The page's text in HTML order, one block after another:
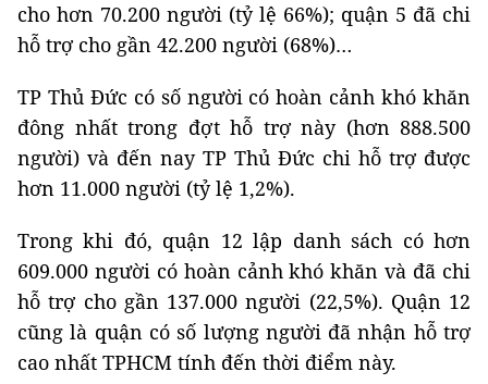
cho hơn 70.200 người (tỷ lệ 66%); quận 5 đã chi
hỗ trợ cho gần 42.200 người (68%)…
TP Thủ Đức có số người có hoàn cảnh khó khăn
đông nhất trong đợt hỗ trợ này (hơn 888.500
người) và đến nay TP Thủ Đức chi hỗ trợ được
hơn 11.000 người (tỷ lệ 1,2%).
Trong khi đó, quận 12 lập danh sách có hơn
609.000 người có hoàn cảnh khó khăn và đã chi
hỗ trợ cho gần 137.000 người (22,5%). Quận 12
cũng là quận có số lượng người đã nhận hỗ trợ
cao nhất TPHCM tính đến thời điểm này.